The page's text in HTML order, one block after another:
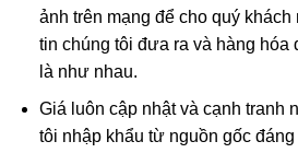
Quan Thế Âm Bồ
ảnh trên mạng để cho quý
tin chúng tôi đưa ra và hàng
là như nhau.
Giá luôn cập nhật và cạnh tranh
tôi nhập khẩu từ nguồn gốc